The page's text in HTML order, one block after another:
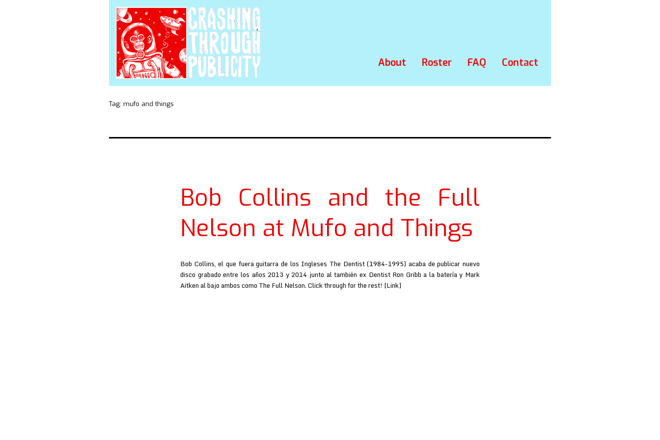
About Roster FAQ Contact
Tag: mufo and things
Bob Collins and the Full
Nelson at Mufo and Things
Bob Collins, el que fuera guitarra de los Ingleses The Dentist (1984-1995) acaba de publicar nuevo
disco grabado entre los años 2013 y 2014 junto al también ex Dentist Ron Gribb a la batería y Mark
Aitken al bajo ambos como The Full Nelson. Click through for the rest! [Link]